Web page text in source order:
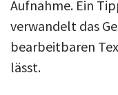
Aufnahme. Ein
verwandelt das
bearbeitbaren
lässt.